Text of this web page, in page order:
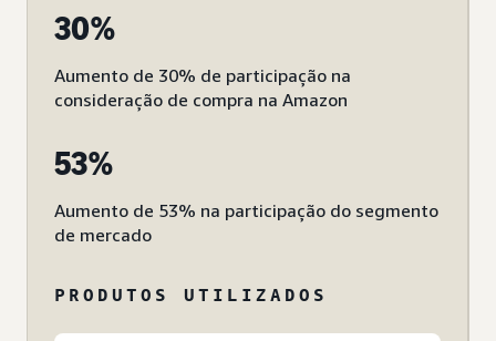
30%
Aumento de 30% de participação na
consideração de compra na Amazon
53%
Aumento de 53% na participação do segmento
de mercado
PRODUTOS UTILIZADOS